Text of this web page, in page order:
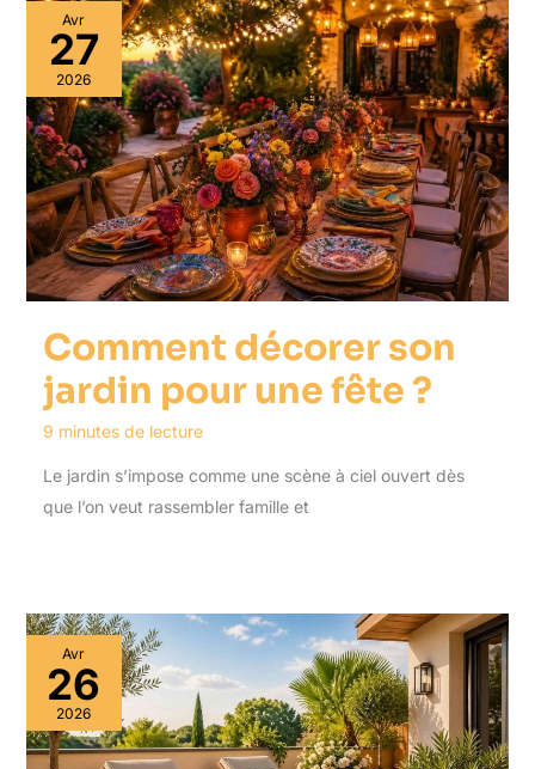
Avr
27
2026
Comment décorer son
jardin pour une fête ?
9 minutes de lecture
Le jardin s’impose comme une scène à ciel ouvert dès
que l’on veut rassembler famille et
Avr
26
2026